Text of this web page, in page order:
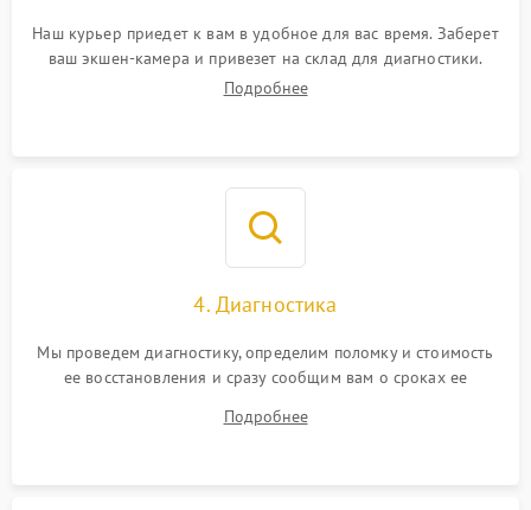
Наш курьер приедет к вам в удобное для вас время. Заберет
ваш экшен-камера и привезет на склад для диагностики.
Подробнее
4. Диагностика
Мы проведем диагностику, определим поломку и стоимость
ее восстановления и сразу сообщим вам о сроках ее
Подробнее